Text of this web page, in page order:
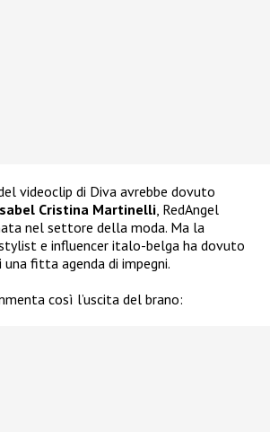
videoclip di Diva avrebbe dovuto
Cristina Martinelli , RedAngel
nel settore della moda. Ma la
e influencer italo-belga ha dovuto
una fitta agenda di impegni.
così l’uscita del brano: